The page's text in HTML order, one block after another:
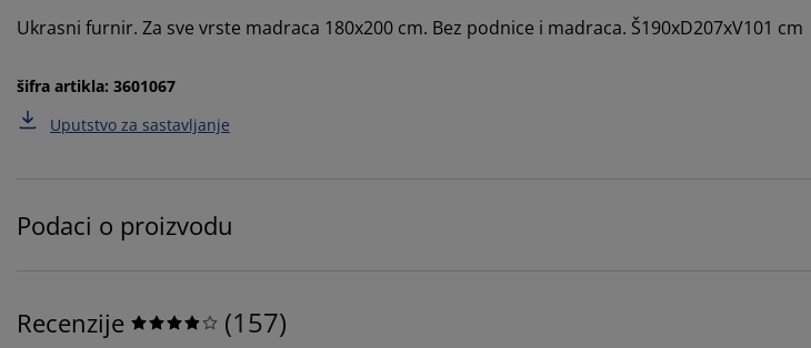
Ukrasni furnir. Za sve vrste madraca 180x200 cm. Bez podnice i madraca. Š190xD207xV101 cm
šifra artikla: 3601067
Uputstvo za sastavljanje
Podaci o proizvodu
Recenzije (157)